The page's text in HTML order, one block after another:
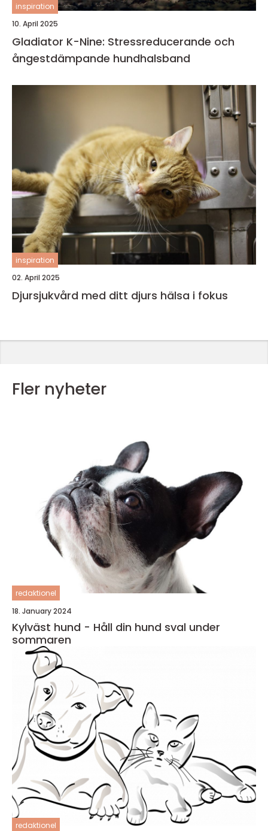
inspiration
10. April 2025
Gladiator K-Nine: Stressreducerande och
ångestdämpande hundhalsband
inspiration
02. April 2025
Djursjukvård med ditt djurs hälsa i fokus
Fler nyheter
redaktionel
18. January 2024
Kylväst hund - Håll din hund sval under
sommaren
redaktionel